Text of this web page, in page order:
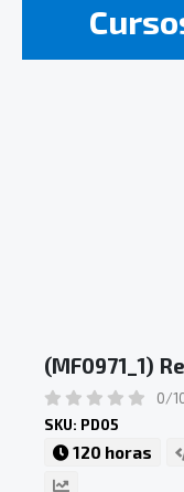
(MF0971_1)
0/
SKU: PD05
120 horas